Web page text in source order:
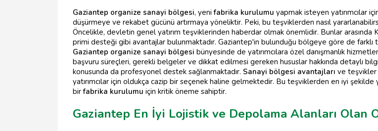
Gaziantep organize sanayi bölgesi, yenifabrika kurulumu yapmak isteyen yatırımcılar
düşürmeye ve rekabet gücünü artırmaya yöneliktir. Peki, bu teşviklerden nasıl
Öncelikle, devletin genel yatırım teşviklerinden haberdar olmak önemlidir. Bunlar
primi desteği gibi avantajlar bulunmaktadır. Gaziantep'in bulunduğu bölgeye göre de farklı
Gaziantep organize sanayi bölgesi bünyesinde de yatırımcılara özel danışmanlık
başvuru süreçleri, gerekli belgeler ve dikkat edilmesi gereken hususlar hakkında detaylı
konusunda da profesyonel destek sağlanmaktadır. Sanayi bölgesi avantajları ve teşvikler
yatırımcılar için oldukça cazip bir seçenek haline gelmektedir. Bu teşviklerden en iyi şekilde
birfabrika kurulumu için kritik öneme sahiptir.
Gaziantep En İyi Lojistik ve Depolama Alanları Olan